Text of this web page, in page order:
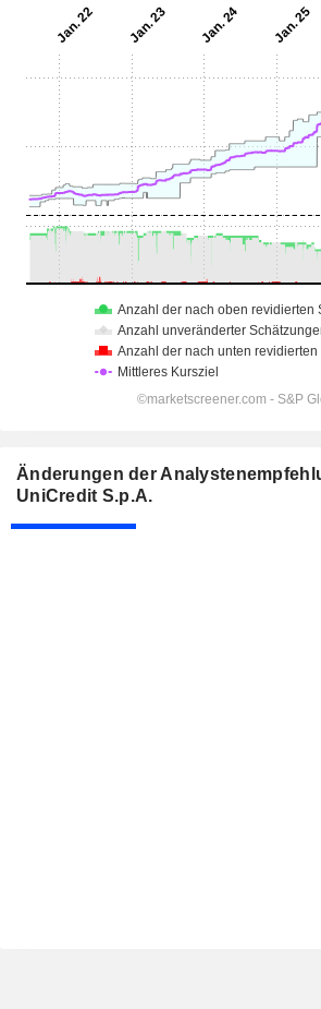
Änderungen der
UniCredit S.p.A.